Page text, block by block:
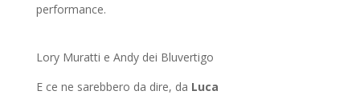
performance.
Lory Muratti e Andy dei Bluvertigo
E ce ne sarebbero da dire, da Luca